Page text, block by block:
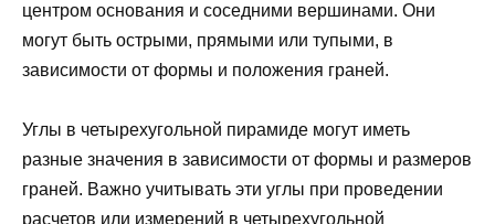
центром основания и соседними вершинами. Они
могут быть острыми, прямыми или тупыми, в
зависимости от формы и положения граней.
Углы в четырехугольной пирамиде могут иметь
разные значения в зависимости от формы и размеров
граней. Важно учитывать эти углы при проведении
расчетов или измерений в четырехугольной